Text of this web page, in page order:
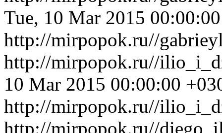
Tue, 10 Mar 2015
http://mirpopok.ru//
http://mirpopok.ru//
10 Mar 2015 00:00:00
http://mirpopok.ru//
http://mirpopok.ru//